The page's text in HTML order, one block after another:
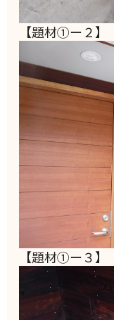
【題材①ー２】
【題材①ー３】